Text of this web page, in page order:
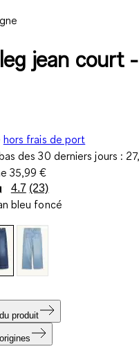
jean court
hors frais de port
des 30 derniers jours :
35,99 €
4.7 Lire
23
Lien
sur
la
même
page.
(23)
bleu foncé
produit